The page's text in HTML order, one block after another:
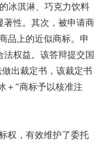
冰淇淋、巧克力饮料
著性。其次，被申请商
品上的近似商标。申
法权益。该答辩提交国
出裁定书，该裁定书
＋”商标予以核准注
权，有效维护了委托